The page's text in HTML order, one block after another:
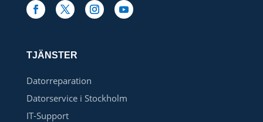
TJÄNSTER
Datorreparation
Datorservice i Stockholm
IT-Support